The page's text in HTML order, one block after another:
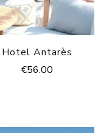
Hotel Antarès
€56.00